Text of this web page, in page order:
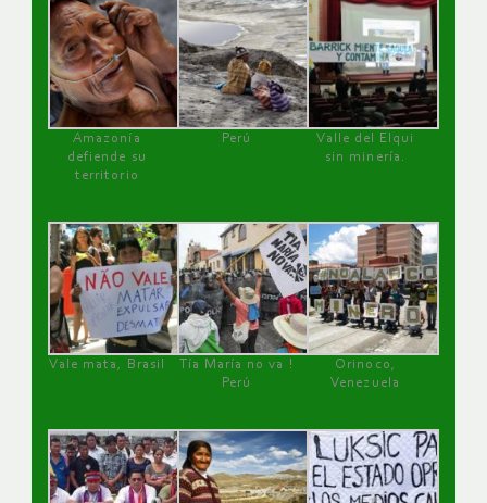
Amazonía
defiende su
territorio
Perú
Valle del Elqui
sin minería.
Vale mata, Brasil
Tía María no va !
Perú
Orinoco,
Venezuela